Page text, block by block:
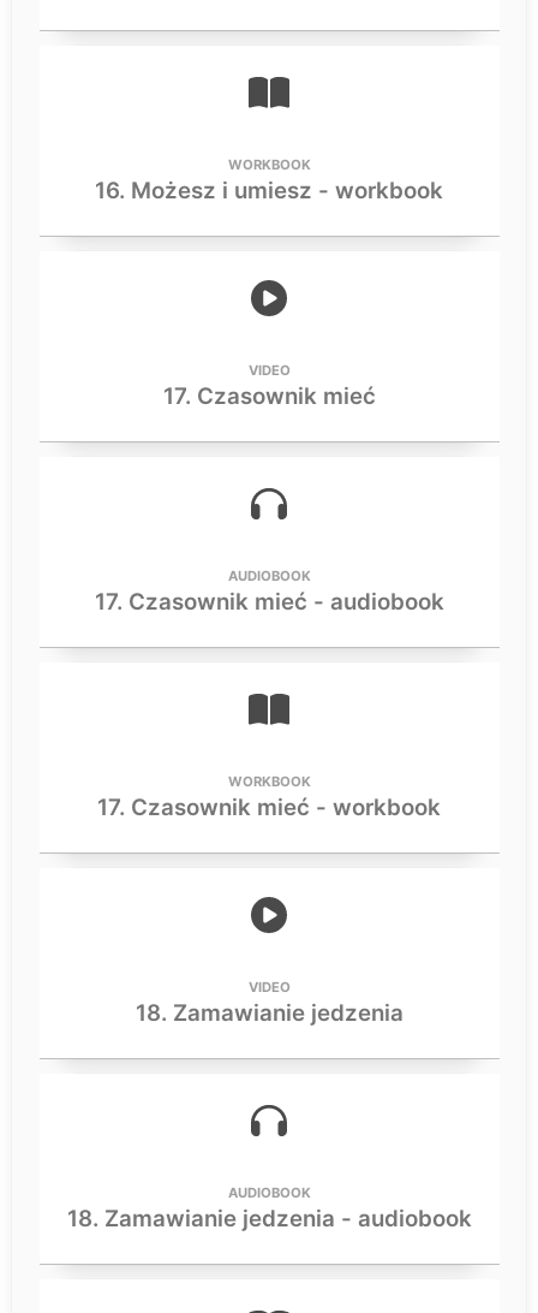
WORKBOOK
16. Możesz i umiesz - workbook
VIDEO
17. Czasownik mieć
AUDIOBOOK
17. Czasownik mieć - audiobook
WORKBOOK
17. Czasownik mieć - workbook
VIDEO
18. Zamawianie jedzenia
AUDIOBOOK
18. Zamawianie jedzenia - audiobook